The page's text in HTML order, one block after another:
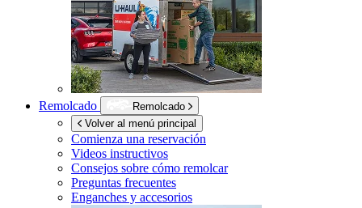
Remolcado
Remolcado
Volver al menú principal
Comienza una reservación
Videos instructivos
Consejos sobre cómo remolcar
Preguntas frecuentes
Enganches y accesorios